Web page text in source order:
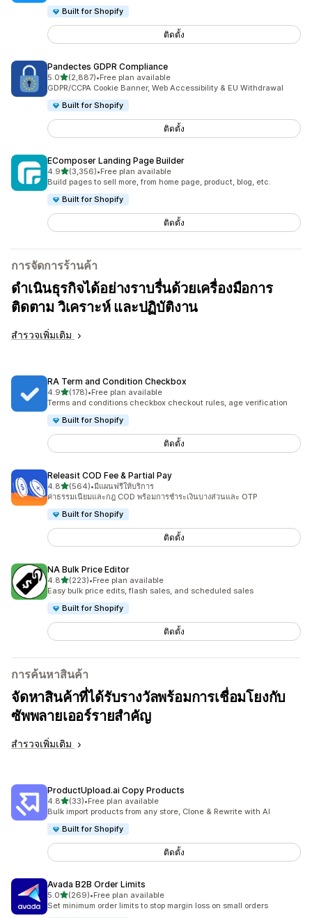
Built for Shopify
ติดตั้ง
Pandectes GDPR Compliance
5.0เต็ม 5 ดาว
(2,887)
ทั้งหมด 2887 รีวิว
•Free plan available
GDPR/CCPA Cookie Banner, Web Accessibility & EU Withdrawal
Built for Shopify
ติดตั้ง
EComposer Landing Page Builder
4.9เต็ม 5 ดาว
(3,356)
ทั้งหมด 3356 รีวิว
•Free plan available
Build pages to sell more, from home page, product, blog, etc.
Built for Shopify
ติดตั้ง
การจัดการร้านค้า
ดำเนินธุรกิจได้อย่างราบรื่นด้วยเครื่องมือการ
ติดตาม วิเคราะห์ และปฏิบัติงาน
สำรวจเพิ่มเติม
RA Term and Condition Checkbox
4.9เต็ม 5 ดาว
(178)
ทั้งหมด 178 รีวิว
•Free plan available
Terms and conditions checkbox checkout rules, age verification
Built for Shopify
ติดตั้ง
Releasit COD Fee & Partial Pay
4.8เต็ม 5 ดาว
(564)
ทั้งหมด 564 รีวิว
•มีแผนฟรีให้บริการ
ค่าธรรมเนียมและกฎ COD พร้อมการชำระเงินบางส่วนและ OTP
Built for Shopify
ติดตั้ง
NA Bulk Price Editor
4.8เต็ม 5 ดาว
(223)
ทั้งหมด 223 รีวิว
•Free plan available
Easy bulk price edits, flash sales, and scheduled sales
Built for Shopify
ติดตั้ง
การค้นหาสินค้า
จัดหาสินค้าที่ได้รับรางวัลพร้อมการเชื่อมโยงกับ
ซัพพลายเออร์รายสำคัญ
สำรวจเพิ่มเติม
ProductUpload.ai Copy Products
4.8เต็ม 5 ดาว
(33)
ทั้งหมด 33 รีวิว
•Free plan available
Bulk import products from any store, Clone & Rewrite with AI
Built for Shopify
ติดตั้ง
Avada B2B Order Limits
5.0เต็ม 5 ดาว
(269)
ทั้งหมด 269 รีวิว
•Free plan available
Set minimum order limits to stop margin loss on small orders